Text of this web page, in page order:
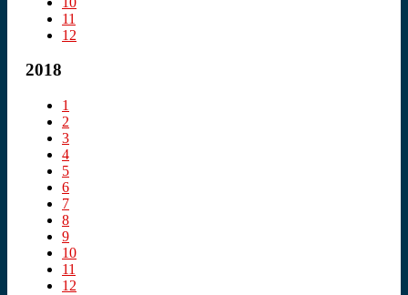
11
12
2018
1
2
3
4
5
6
7
8
9
10
11
12